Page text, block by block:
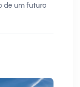
de um futuro